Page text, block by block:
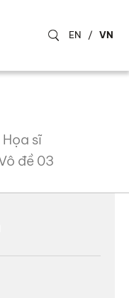
EN / VN
Họa sĩ
Vô đề 03